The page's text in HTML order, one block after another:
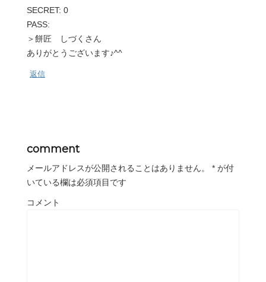
SECRET: 0
PASS:
＞餅匠 しづくさん
ありがとうございます♪^^
返信
comment
メールアドレスが公開されることはありません。 * が付
いている欄は必須項目です
コメント